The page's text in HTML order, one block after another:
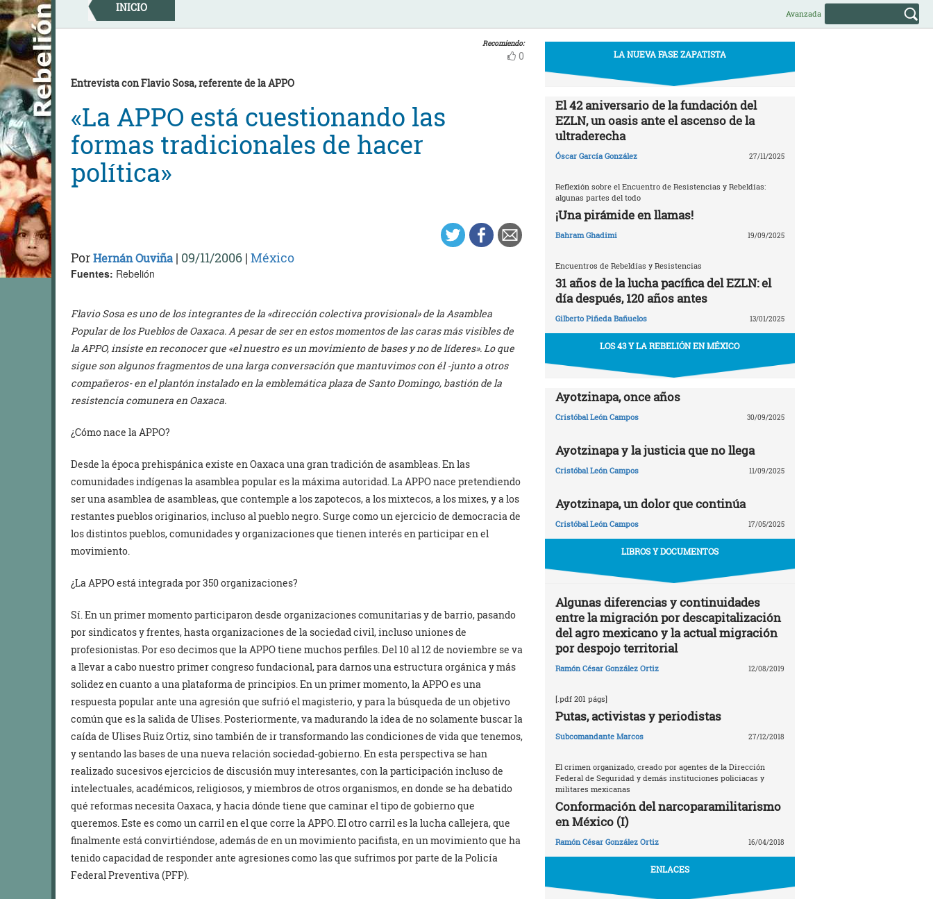
Skip
to
content
INICIO Avanzada
Recomiendo:
0
Entrevista con Flavio Sosa, referente de la APPO
«La APPO está cuestionando las
formas tradicionales de hacer
política»
PorHernán Ouviña | 09/11/2006 | México
Fuentes: Rebelión
Flavio Sosa es uno de los integrantes de la «dirección colectiva provisional» de la Asamblea
Popular de los Pueblos de Oaxaca. A pesar de ser en estos momentos de las caras más visibles de
la APPO, insiste en reconocer que «el nuestro es un movimiento de bases y no de líderes». Lo que
sigue son algunos fragmentos de una larga conversación que mantuvimos con él -junto a otros
compañeros- en el plantón instalado en la emblemática plaza de Santo Domingo, bastión de la
resistencia comunera en Oaxaca.
¿Cómo nace la APPO?
Desde la época prehispánica existe en Oaxaca una gran tradición de asambleas. En las
comunidades indígenas la asamblea popular es la máxima autoridad. La APPO nace pretendiendo
ser una asamblea de asambleas, que contemple a los zapotecos, a los mixtecos, a los mixes, y a los
restantes pueblos originarios, incluso al pueblo negro. Surge como un ejercicio de democracia de
los distintos pueblos, comunidades y organizaciones que tienen interés en participar en el
movimiento.
¿La APPO está integrada por 350 organizaciones?
Sí. En un primer momento participaron desde organizaciones comunitarias y de barrio, pasando
por sindicatos y frentes, hasta organizaciones de la sociedad civil, incluso uniones de
profesionistas. Por eso decimos que la APPO tiene muchos perfiles. Del 10 al 12 de noviembre se va
a llevar a cabo nuestro primer congreso fundacional, para darnos una estructura orgánica y más
solidez en cuanto a una plataforma de principios. En un primer momento, la APPO es una
respuesta popular ante una agresión que sufrió el magisterio, y para la búsqueda de un objetivo
común que es la salida de Ulises. Posteriormente, va madurando la idea de no solamente buscar la
caída de Ulises Ruiz Ortiz, sino también de ir transformando las condiciones de vida que tenemos,
y sentando las bases de una nueva relación sociedad-gobierno. En esta perspectiva se han
realizado sucesivos ejercicios de discusión muy interesantes, con la participación incluso de
intelectuales, académicos, religiosos, y miembros de otros organismos, en donde se ha debatido
qué reformas necesita Oaxaca, y hacia dónde tiene que caminar el tipo de gobierno que
queremos. Este es como un carril en el que corre la APPO. El otro carril es la lucha callejera, que
finalmente está convirtiéndose, además de en un movimiento pacifista, en un movimiento que ha
tenido capacidad de responder ante agresiones como las que sufrimos por parte de la Policía
Federal Preventiva (PFP).
LA NUEVA FASE ZAPATISTA
El 42 aniversario de la fundación del
EZLN, un oasis ante el ascenso de la
ultraderecha
Óscar García González 27/11/2025
Reflexión sobre el Encuentro de Resistencias y Rebeldías:
algunas partes del todo
¡Una pirámide en llamas!
Bahram Ghadimi 19/09/2025
Encuentros de Rebeldías y Resistencias
31 años de la lucha pacífica del EZLN: el
día después, 120 años antes
Gilberto Piñeda Bañuelos 13/01/2025
LOS 43 Y LA REBELIÓN EN MÉXICO
Ayotzinapa, once años
Cristóbal León Campos 30/09/2025
Ayotzinapa y la justicia que no llega
Cristóbal León Campos 11/09/2025
Ayotzinapa, un dolor que continúa
Cristóbal León Campos 17/05/2025
LIBROS Y DOCUMENTOS
Algunas diferencias y continuidades
entre la migración por descapitalización
del agro mexicano y la actual migración
por despojo territorial
Ramón César González Ortiz 12/08/2019
[.pdf 201 págs]
Putas, activistas y periodistas
Subcomandante Marcos 27/12/2018
El crimen organizado, creado por agentes de la Dirección
Federal de Seguridad y demás instituciones policiacas y
militares mexicanas
Conformación del narcoparamilitarismo
en México (I)
Ramón César González Ortiz 16/04/2018
ENLACES